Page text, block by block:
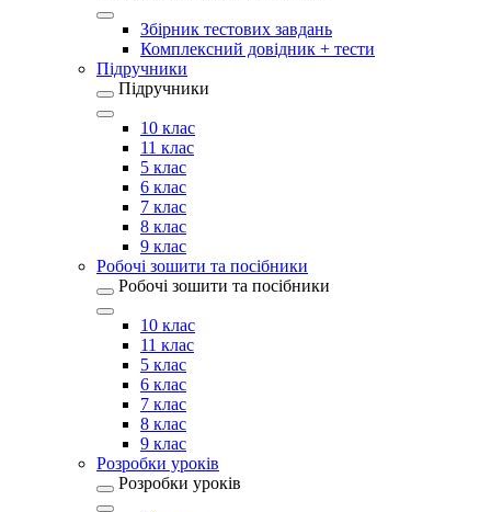
Збірник тестових завдань
Комплексний довідник + тести
Підручники
Підручники
10 клас
11 клас
5 клас
6 клас
7 клас
8 клас
9 клас
Робочі зошити та посібники
Робочі зошити та посібники
10 клас
11 клас
5 клас
6 клас
7 клас
8 клас
9 клас
Розробки уроків
Розробки уроків